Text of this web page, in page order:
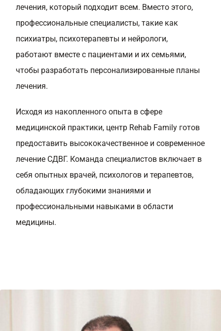
лечения, который подходит всем. Вместо этого,
профессиональные специалисты, такие как
психиатры, психотерапевты и нейрологи,
работают вместе с пациентами и их семьями,
чтобы разработать персонализированные планы
лечения.
Исходя из накопленного опыта в сфере
медицинской практики, центр Rehab Family готов
предоставить высококачественное и современное
лечение СДВГ. Команда специалистов включает в
себя опытных врачей, психологов и терапевтов,
обладающих глубокими знаниями и
профессиональными навыками в области
медицины.